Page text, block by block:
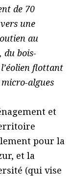
de 70
une
au
du bois-
flottant
algues
et
pour la
et la
(qui vise